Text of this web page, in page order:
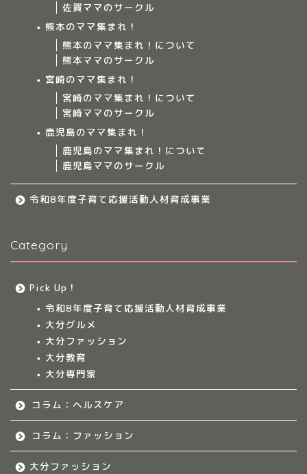
佐賀ママのサークル
熊本のママ集まれ！
熊本のママ集まれ！について
熊本ママのサークル
宮崎のママ集まれ！
宮崎のママ集まれ！について
宮崎ママのサークル
鹿児島のママ集まれ！
鹿児島のママ集まれ！について
鹿児島ママのサークル
令和8年度子育て応援活動人材育成事業
Category
Pick Up！
令和8年度子育て応援活動人材育成事業
大分グルメ
大分ファッション
大分教育
大分専門家
コラム：ヘルスケア
コラム：ファッション
大分ファッション
ママ集まれ！スタッフ
サークルについて
大分のママ集まれ！につ
ークル情報
佐賀のママ集まれ！